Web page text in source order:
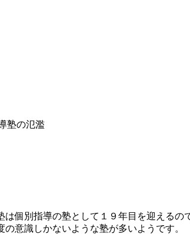
塾の氾濫
個別指導の塾として１９年目を迎える
意識しかないような塾が多いようです。